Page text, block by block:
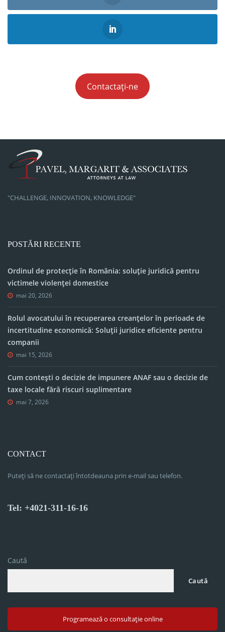
Contactați-ne
"CHALLENGE, INNOVATION, KNOWLEDGE"
POSTĂRI RECENTE
Ordinul de protecție în România: soluție juridică pentru
victimele violenței domestice
mai 20, 2026
Rolul avocatului în recuperarea creanțelor în perioade de
incertitudine economică: Soluții juridice eficiente pentru
companii
mai 15, 2026
Cum contești o decizie de impunere ANAF sau o decizie de
taxe locale fără riscuri suplimentare
mai 7, 2026
CONTACT
Puteți să ne contactați întotdeauna prin e-mail sau telefon.
Tel: +4021-311-16-16
Caută
Caută
Programează o consultație online